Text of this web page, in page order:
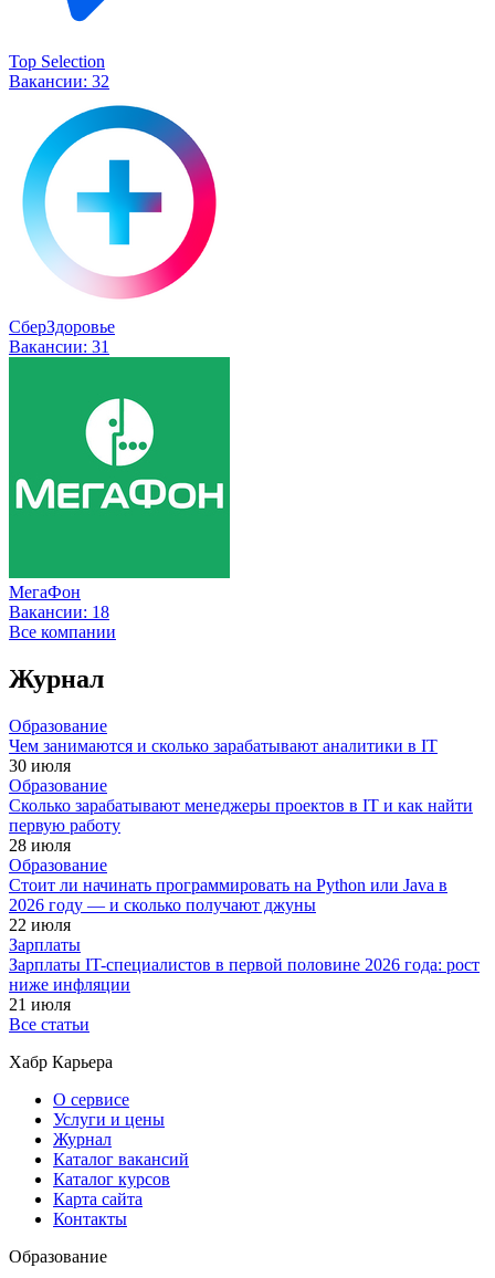
Top Selection
Вакансии: 32
СберЗдоровье
Вакансии: 31
МегаФон
Вакансии: 18
Все компании
Журнал
Образование
Чем занимаются и сколько зарабатывают аналитики в IT
30 июля
Образование
Сколько зарабатывают менеджеры проектов в IT и как найти
первую работу
28 июля
Образование
Стоит ли начинать программировать на Python или Java в
2026 году — и сколько получают джуны
22 июля
Зарплаты
Зарплаты IT-специалистов в первой половине 2026 года: рост
ниже инфляции
21 июля
Все статьи
Хабр Карьера
О сервисе
Услуги и цены
Журнал
Каталог вакансий
Каталог курсов
Карта сайта
Контакты
Образование